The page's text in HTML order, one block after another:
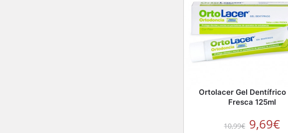
Ortolacer Gel Dentífrico
Fresca 125ml
10,99€ 9,69€